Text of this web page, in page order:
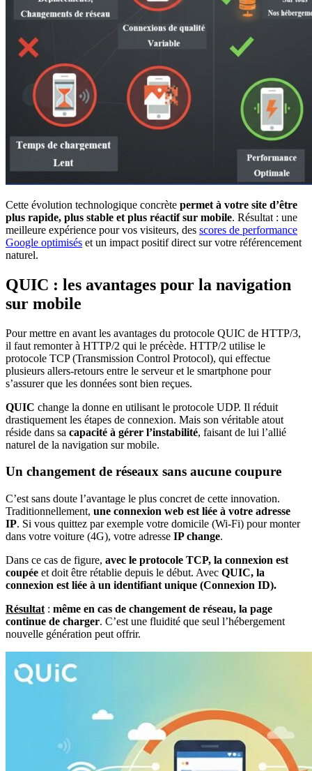
Cette évolution technologique concrète permet à votre site d’être
plus rapide, plus stable et plus réactif sur mobile. Résultat : une
meilleure expérience pour vos visiteurs, des scores de performance
Google optimisés et un impact positif direct sur votre référencement
naturel.
QUIC : les avantages pour la navigation
sur mobile
Pour mettre en avant les avantages du protocole QUIC de HTTP/3,
il faut remonter à HTTP/2 qui le précède. HTTP/2 utilise le
protocole TCP (Transmission Control Protocol), qui effectue
plusieurs allers-retours entre le serveur et le smartphone pour
s’assurer que les données sont bien reçues.
QUIC change la donne en utilisant le protocole UDP. Il réduit
drastiquement les étapes de connexion. Mais son véritable atout
réside dans sa capacité à gérer l’instabilité, faisant de lui l’allié
naturel de la navigation sur mobile.
Un changement de réseaux sans aucune coupure
C’est sans doute l’avantage le plus concret de cette innovation.
Traditionnellement, une connexion web est liée à votre adresse
IP. Si vous quittez par exemple votre domicile (Wi-Fi) pour monter
dans votre voiture (4G), votre adresse IP change.
Dans ce cas de figure, avec le protocole TCP, la connexion est
coupée et doit être rétablie depuis le début. Avec QUIC, la
connexion est liée à un identifiant unique (Connexion ID).
Résultat : même en cas de changement de réseau, la page
continue de charger. C’est une fluidité que seul l’hébergement
nouvelle génération peut offrir.